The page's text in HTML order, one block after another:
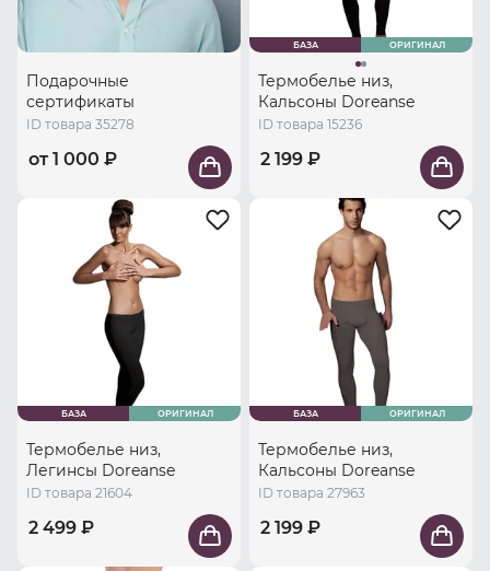
Подарочные
сертификаты
ID товара 35278
от 1 000 ₽
БАЗА ОРИГИНАЛ
Термобелье низ,
Кальсоны Doreanse
ID товара 15236
2 199 ₽
БАЗА ОРИГИНАЛ
Термобелье низ,
Легинсы Doreanse
ID товара 21604
2 499 ₽
БАЗА ОРИГИНАЛ
Термобелье низ,
Кальсоны Doreanse
ID товара 27963
2 199 ₽